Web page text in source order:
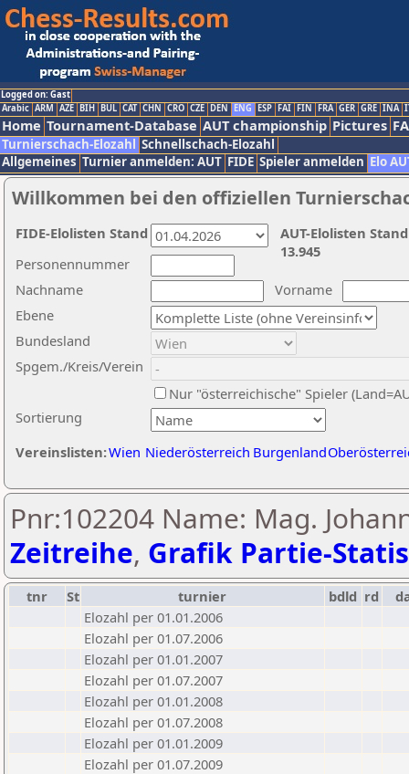
Logged on: Gast
Arabic ARM AZE BIH BUL CAT CHN CRO CZE DEN ENG ESP FAI FIN FRA GER GRE INA
Home Tournament-Database AUT championship Pictures
Turnierschach-Elozahl Schnellschach-Elozahl
Allgemeines Turnier anmelden: AUT FIDE Spieler anmelden Elo
Willkommen bei den offiziellen
Nachname
Vorname
Ebene
Sortierung
Personennummer
Bundesland
Spgem./Kreis/Verein
Nur "österreichische" Spieler
Vereinslisten:Wien Niederösterreich Burgenland
AUT-Elolisten
13.945
FIDE-Elolisten Stand
Pnr:102204 Name: Mag.
Zeitreihe, Grafik Partie-
tnr St turnier bdld rd
Elozahl per 01.01.2006
Elozahl per 01.07.2006
Elozahl per 01.01.2007
Elozahl per 01.07.2007
Elozahl per 01.01.2008
Elozahl per 01.07.2008
Elozahl per 01.01.2009
Elozahl per 01.07.2009